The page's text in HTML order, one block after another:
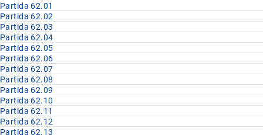
Partida 62.01
Partida 62.02
Partida 62.03
Partida 62.04
Partida 62.05
Partida 62.06
Partida 62.07
Partida 62.08
Partida 62.09
Partida 62.10
Partida 62.11
Partida 62.12
Partida 62.13